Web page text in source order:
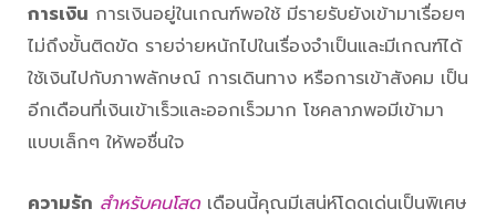
การเงิน การเงินอยู่ในเกณฑ์พอใช้ มีรายรับยังเข้ามาเรื่อยๆ
ไม่ถึงขั้นติดขัด รายจ่ายหนักไปในเรื่องจำเป็นและมีเกณฑ์ได้
ใช้เงินไปกับภาพลักษณ์ การเดินทาง หรือการเข้าสังคม เป็น
อีกเดือนที่เงินเข้าเร็วและออกเร็วมาก โชคลาภพอมีเข้ามา
แบบเล็กๆ ให้พอชื่นใจ
ความรัก สำหรับคนโสดเดือนนี้คุณมีเสน่ห์โดดเด่นเป็นพิเศษ